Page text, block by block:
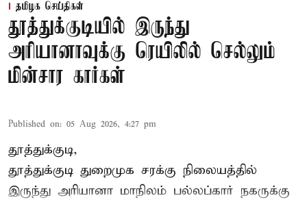
தமிழக செய்திகள்
தூத்துக்குடியில் இருந்து
அரியானாவுக்கு ரெயிலில் செல்லும்
மின்சார கார்கள்
Published on: 05 Aug 2026, 4:27 pm
தூத்துக்குடி,
தூத்துக்குடி துறைமுக சரக்கு நிலையத்தில்
இருந்து அரியானா மாநிலம் பல்லப்கார் நகருக்கு